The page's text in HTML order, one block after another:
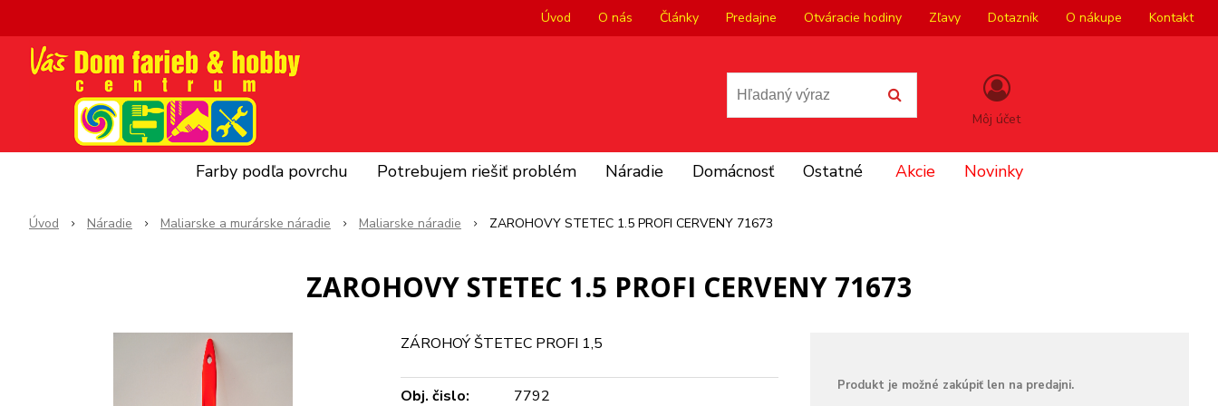
Úvod O nás Články Predajne Otváracie hodiny Zľavy Dotazník O nákupe Kontakt
Môj účet
Farby podľa povrchu Potrebujem riešiť problém Náradie Domácnosť Ostatné Akcie Novinky
Úvod Náradie Maliarske a murárske náradie Maliarske náradie ZAROHOVY STETEC 1.5 PROFI CERVENY 71673
ZAROHOVY STETEC 1.5 PROFI CERVENY 71673
ZÁROHOÝ ŠTETEC PROFI 1,5
Obj. čislo: 7792